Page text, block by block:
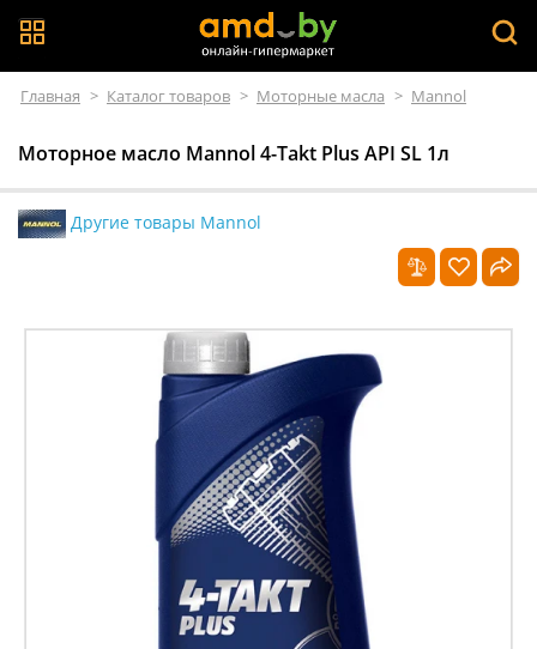
Главная > Каталог товаров > Моторные масла > Mannol
Моторное масло Mannol 4-Takt Plus API SL 1л
Другие товары Mannol